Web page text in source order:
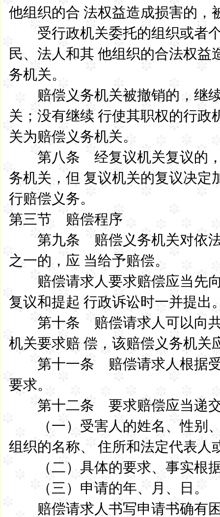
他组织的合 法权益造成损害的，
受行政机关委托的组织或者个
民、法人和其 他组织的合法权
务机关。
赔偿义务机关被撤销的，继续
关；没有继续 行使其职权的行
关为赔偿义务机关。
第八条 经复议机关复议的，
务机关，但 复议机关的复议决定
行赔偿义务。
第三节 赔偿程序
第九条 赔偿义务机关对依法
之一的，应 当给予赔偿。
赔偿请求人要求赔偿应当先向
复议和提起 行政诉讼时一并提出
第十条 赔偿请求人可以向共
机关要求赔 偿，该赔偿义务机关
第十一条 赔偿请求人根据受
要求。
第十二条 要求赔偿应当递交
（一）受害人的姓名、性别、
组织的名称、 住所和法定代表人
（二）具体的要求、事实根
（三）申请的年、月、日。
赔偿请求人书写申请书确有困